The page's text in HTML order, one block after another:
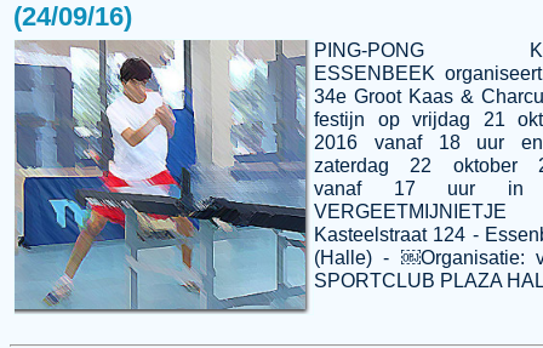
(24/09/16)
PING-PONG
ESSENBEEK
34e Groot Kaas &
festijn op vrijdag 21
2016 vanaf 18 uur
zaterdag 22 oktober
vanaf 17 uur in
VERGEETMIJNIETJE
Kasteelstraat 124 -
(Halle) - ￼Organisatie:
SPORTCLUB PLAZA